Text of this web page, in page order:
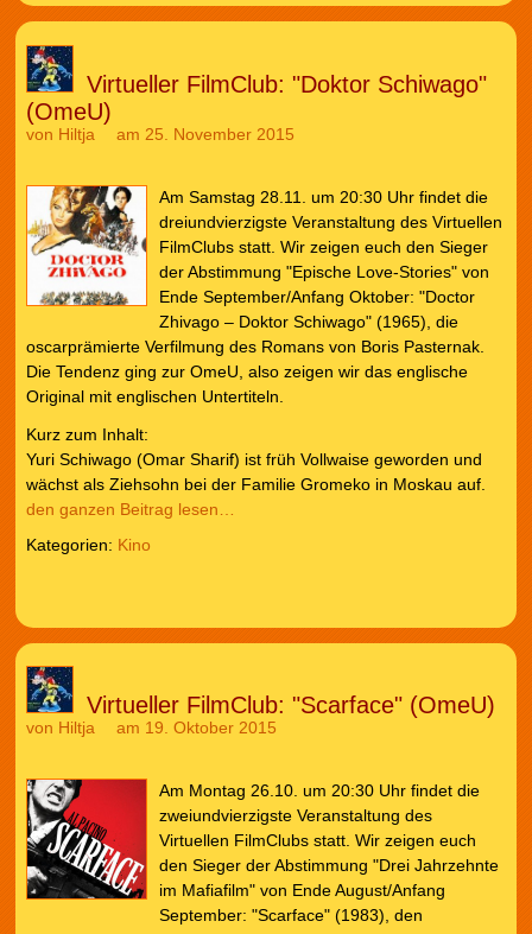
Virtueller FilmClub: "Doktor Schiwago"
(OmeU)
von Hiltja am 25. November 2015
Am Samstag 28.11. um 20:30 Uhr findet die
dreiundvierzigste Veranstaltung des Virtuellen
FilmClubs statt. Wir zeigen euch den Sieger
der Abstimmung "Epische Love-Stories" von
Ende September/Anfang Oktober: "Doctor
Zhivago – Doktor Schiwago" (1965), die
oscarprämierte Verfilmung des Romans von Boris Pasternak.
Die Tendenz ging zur OmeU, also zeigen wir das englische
Original mit englischen Untertiteln.
Kurz zum Inhalt:
Yuri Schiwago (Omar Sharif) ist früh Vollwaise geworden und
wächst als Ziehsohn bei der Familie Gromeko in Moskau auf.
den ganzen Beitrag lesen…
Kategorien: Kino
Virtueller FilmClub: "Scarface" (OmeU)
von Hiltja am 19. Oktober 2015
Am Montag 26.10. um 20:30 Uhr findet die
zweiundvierzigste Veranstaltung des
Virtuellen FilmClubs statt. Wir zeigen euch
den Sieger der Abstimmung "Drei Jahrzehnte
im Mafiafilm" von Ende August/Anfang
September: "Scarface" (1983), den